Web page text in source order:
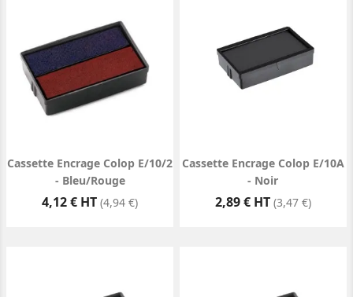
Cassette Encrage Colop E/10/2
- Bleu/Rouge
Prix
4,12 € HT (4,94 €)
Cassette Encrage Colop E/10A
- Noir
Prix
2,89 € HT (3,47 €)